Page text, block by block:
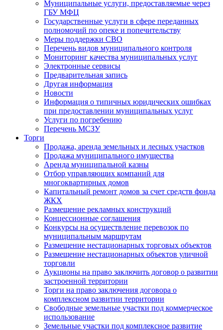
Муниципальные услуги, предоставляемые через
ГБУ МФЦ
Государственные услуги в сфере переданных
полномочий по опеке и попечительству
Меры поддержки СВО
Перечень видов муниципального контроля
Мониторинг качества муниципальных услуг
Электронные сервисы
Предварительная запись
Другая информация
Новости
Информация о типичных юридических ошибках
при предоставлении муниципальных услуг
Услуги по погребению
Перечень МСЗУ
Торги
Продажа, аренда земельных и лесных участков
Продажа муниципального имущества
Аренда муниципальной казны
Отбор управляющих компаний для
многоквартирных домов
Капитальный ремонт домов за счет средств фонда
ЖКХ
Размещение рекламных конструкций
Концессионные соглашения
Конкурсы на осуществление перевозок по
муниципальным маршрутам
Размещение нестационарных торговых объектов
Размещение нестационарных объектов уличной
торговли
Аукционы на право заключить договор о развитии
застроенной территории
Торги на право заключения договора о
комплексном развитии территории
Свободные земельные участки под коммерческое
использование
Земельные участки под комплексное развитие